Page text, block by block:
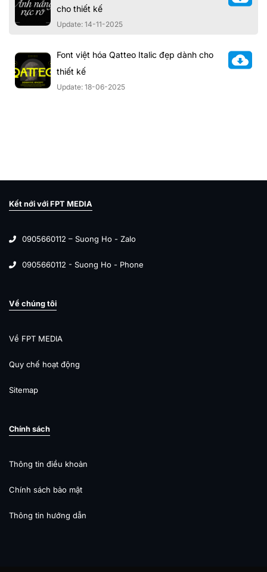
cho thiết kế
Update: 14-11-2025
Font việt hóa Qatteo Italic đẹp dành cho
thiết kế
Update: 18-06-2025
Kết nới với FPT MEDIA
0905660112 – Suong Ho - Zalo
0905660112 - Suong Ho - Phone
Về chúng tôi
Về FPT MEDIA
Quy chế hoạt động
Sitemap
Chính sách
Thông tin điều khoản
Chính sách bảo mật
Thông tin hướng dẫn